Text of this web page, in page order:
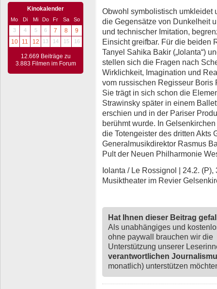
Kinokalender
Mo Di Mi Do Fr Sa
So
3
4 5 6 7 8
9
10
11 12 13 14 15 16
12.669 Beiträge zu
3.883 Filmen im Forum
Obwohl symbolistisch umkleidet
die Gegensätze von Dunkelheit
und technischer Imitation,
Einsicht greifbar. Für die beiden
Tanyel Sahika Bakir („Iolanta“)
stellen sich die Fragen nach
Wirklichkeit, Imagination und
vom russischen Regisseur
Sie trägt in sich schon die
Strawinsky später in einem
erschien und in der Pariser
berühmt wurde. In
die Totengeister des dritten Akts
Generalmusikdirektor Rasmus
Pult der Neuen Philharmonie
Iolanta / Le Rossignol | 24.2. (P),
Musiktheater im Revier
Hat Ihnen dieser Beitrag
Als unabhängiges und
ohne paywall brauchen wir die
Unterstützung unserer
verantwortlichen
monatlich) unterstützen